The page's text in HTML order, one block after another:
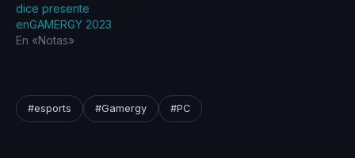
dice presente
enGAMERGY 2023
En «Notas»
#esports #Gamergy #PC